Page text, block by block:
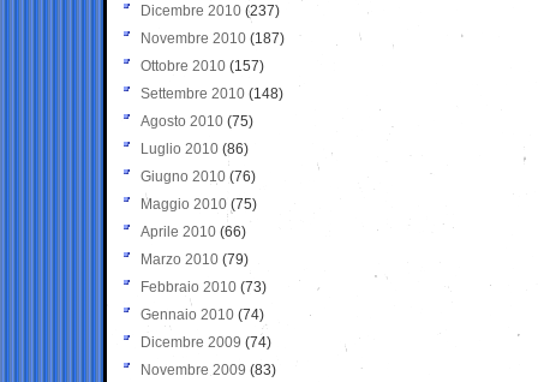
Dicembre 2010 (237)
Novembre 2010 (187)
Ottobre 2010 (157)
Settembre 2010 (148)
Agosto 2010 (75)
Luglio 2010 (86)
Giugno 2010 (76)
Maggio 2010 (75)
Aprile 2010 (66)
Marzo 2010 (79)
Febbraio 2010 (73)
Gennaio 2010 (74)
Dicembre 2009 (74)
Novembre 2009 (83)